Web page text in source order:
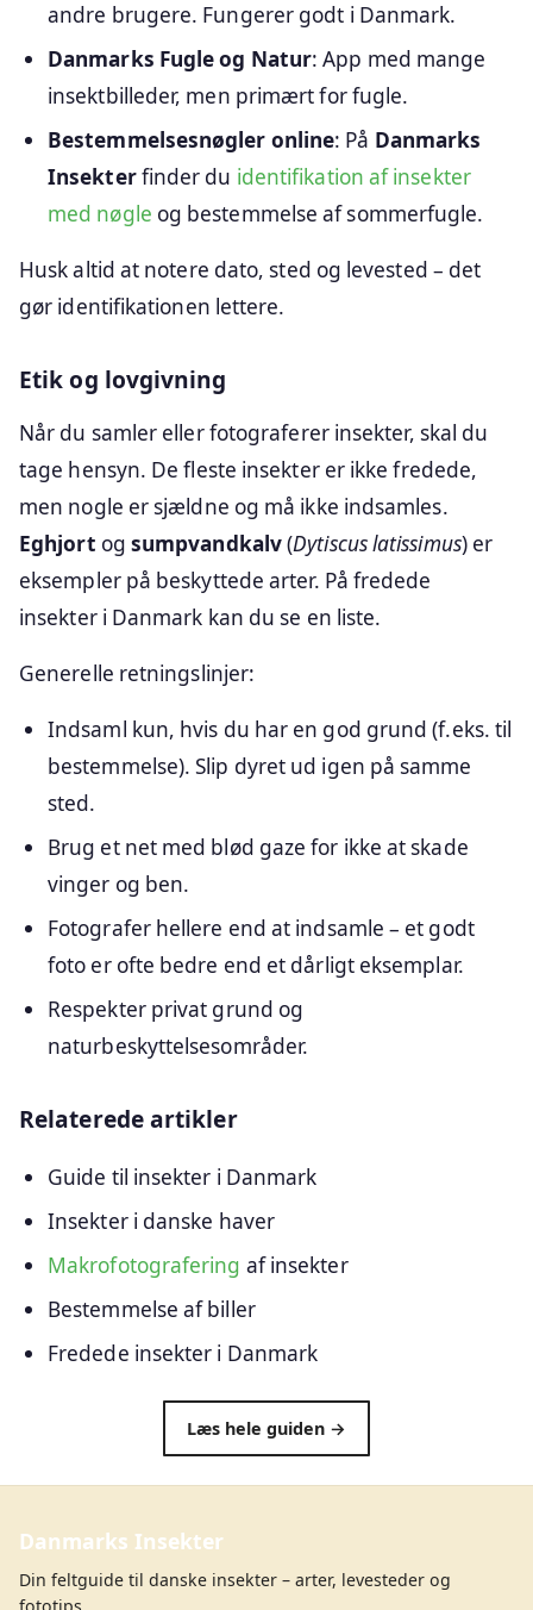
andre brugere. Fungerer godt i Danmark.
Danmarks Fugle og Natur: App med mange
insektbilleder, men primært for fugle.
Bestemmelsesnøgler online: På Danmarks
Insekterfinder du identifikation af insekter
med nøgle og bestemmelse af sommerfugle.
Husk altid at notere dato, sted og levested – det
gør identifikationen lettere.
Etik og lovgivning
Når du samler eller fotograferer insekter, skal du
tage hensyn. De fleste insekter er ikke fredede,
men nogle er sjældne og må ikke indsamles.
Eghjort og sumpvandkalv(Dytiscus latissimus) er
eksempler på beskyttede arter. På fredede
insekter i Danmark kan du se en liste.
Generelle retningslinjer:
Indsaml kun, hvis du har en god grund (f.eks. til
bestemmelse). Slip dyret ud igen på samme
sted.
Brug et net med blød gaze for ikke at skade
vinger og ben.
Fotografer hellere end at indsamle – et godt
foto er ofte bedre end et dårligt eksemplar.
Respekter privat grund og
naturbeskyttelsesområder.
Relaterede artikler
Guide til insekter i Danmark
Insekter i danske haver
Makrofotografering af insekter
Bestemmelse af biller
Fredede insekter i Danmark
Læs hele guiden →
Danmarks Insekter
Din feltguide til danske insekter – arter, levesteder og